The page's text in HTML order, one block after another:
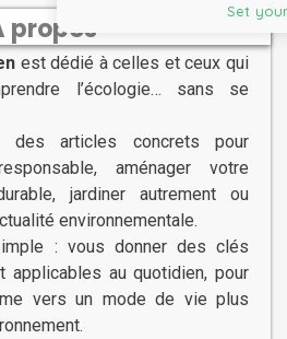
propos
est dédié à celles et ceux qui
l’écologie… sans se
des articles concrets pour
aménager votre
jardiner autrement ou
environnementale.
: vous donner des clés
applicables au quotidien, pour
vers un mode de vie plus
Set